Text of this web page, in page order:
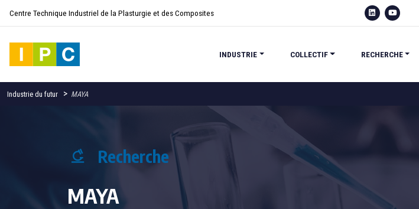
Centre Technique Industriel de la Plasturgie et des Composites
INDUSTRIE COLLECTIF RECHERCHE
Industrie du futur > MAYA
Recherche
MAYA